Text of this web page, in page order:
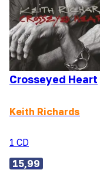
Crosseyed Heart
Keith Richards
1 CD
15,99